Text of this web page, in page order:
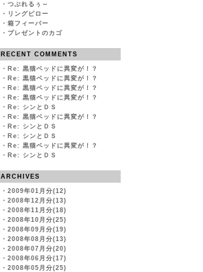
・ つぶれるぅ～
・ リングピロー
・ 箱フィーバー
・ プレゼントのカゴ
RECENT COMMENTS
・ Re: 黒猫ベッドに異変が！？
・ Re: 黒猫ベッドに異変が！？
・ Re: 黒猫ベッドに異変が！？
・ Re: 黒猫ベッドに異変が！？
・ Re: シンとＤＳ
・ Re: 黒猫ベッドに異変が！？
・ Re: シンとＤＳ
・ Re: シンとＤＳ
・ Re: 黒猫ベッドに異変が！？
・ Re: シンとＤＳ
ARCHIVES
・ 2009年01月分(12)
・ 2008年12月分(13)
・ 2008年11月分(18)
・ 2008年10月分(25)
・ 2008年09月分(19)
・ 2008年08月分(13)
・ 2008年07月分(20)
・ 2008年06月分(17)
・ 2008年05月分(25)